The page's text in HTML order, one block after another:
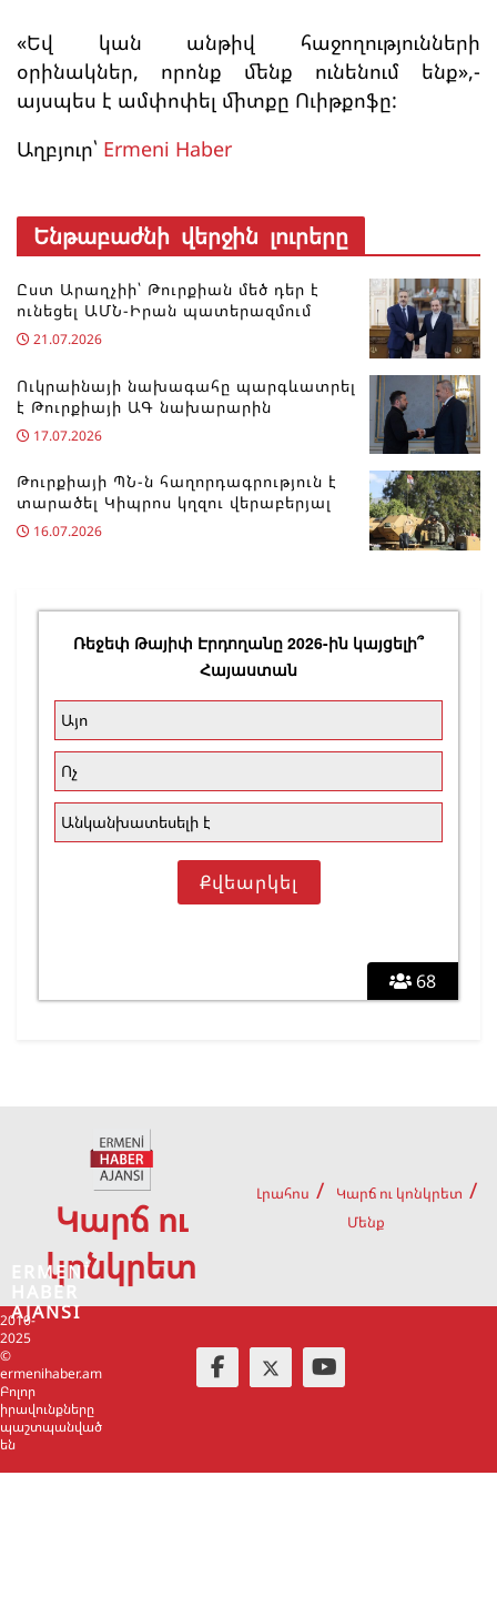
«Եվ կան անթիվ հաջողությունների
օրինակներ, որոնք մենք ունենում ենք»,-
այսպես է ամփոփել միտքը Ուիթքոֆը:
Աղբյուր՝ Ermeni Haber
Ենթաբաժնի վերջին լուրերը
Ըստ Արաղչիի՝ Թուրքիան մեծ դեր է
ունեցել ԱՄՆ-Իրան պատերազմում
21.07.2026
Ուկրաինայի նախագահը պարգևատրել
է Թուրքիայի ԱԳ նախարարին
17.07.2026
Թուրքիայի ՊՆ-ն հաղորդագրություն է
տարածել Կիպրոս կղզու վերաբերյալ
16.07.2026
68
Ռեջեփ Թայիփ Էրդողանը 2026-ին կայցելի՞
Հայաստան
Այո
Ոչ
Անկանխատեսելի է
Կարճ ու
կոնկրետ
Լրահոս
Կարճ ու կոնկրետ
Մենք
2010-
2025
©
ermenihaber.am
Բոլոր
իրավունքները
պաշտպանված
են
ERMENİ
HABER
AJANSI